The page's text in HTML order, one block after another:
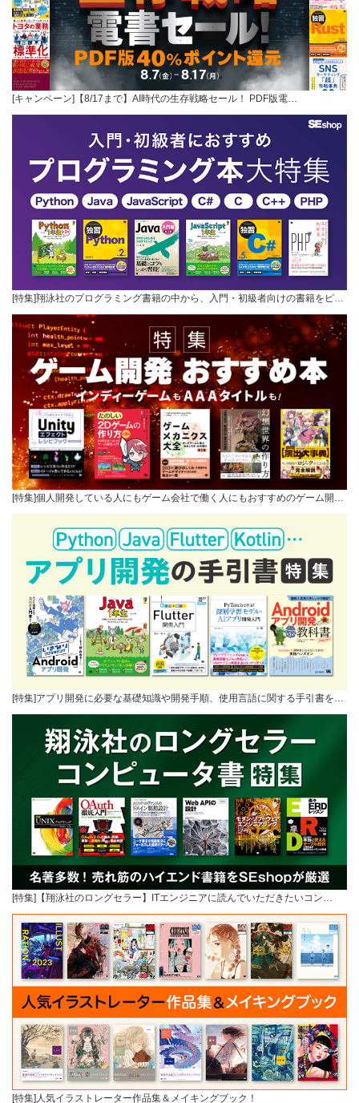
[キャンペーン]【8/17まで】AI時代の生存戦略セール！ PDF版電…
[特集]翔泳社のプログラミング書籍の中から、入門・初級者向けの書籍をピ…
[特集]個人開発している人にもゲーム会社で働く人にもおすすめのゲーム開…
[特集]アプリ開発に必要な基礎知識や開発手順、使用言語に関する手引書を…
[特集]【翔泳社のロングセラー】ITエンジニアに読んでいただきたいコン…
[特集]人気イラストレーター作品集＆メイキングブック！